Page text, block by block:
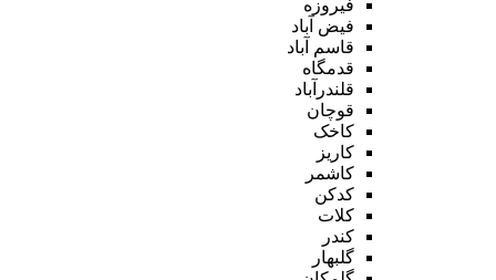
فیروزه
فیض آباد
قاسم آباد
قدمگاه
قلندرآباد
قوچان
کاخک
کاریز
کاشمر
کدکن
کلات
کندر
گلبهار